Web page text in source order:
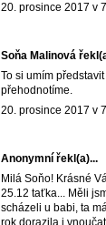
20. prosince 2017 v
Soňa Malinová
To si umím
přehodnotíme.
20. prosince 2017 v
Anonymní řekl(a)...
Milá Soňo! Krásné
25.12 taťka... Měli
scházeli u babi, ta
rok dorazila i